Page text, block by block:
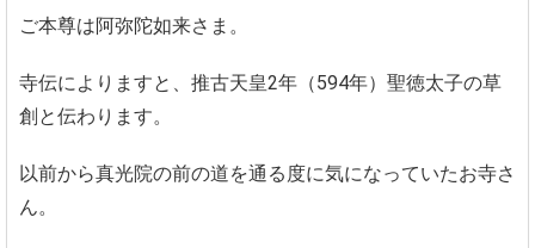
ご本尊は阿弥陀如来さま。
寺伝によりますと、推古天皇2年（594年）聖徳太子の草
創と伝わります。
以前から真光院の前の道を通る度に気になっていたお寺さ
ん。